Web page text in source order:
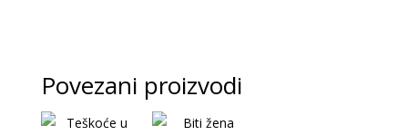
Povezani proizvodi